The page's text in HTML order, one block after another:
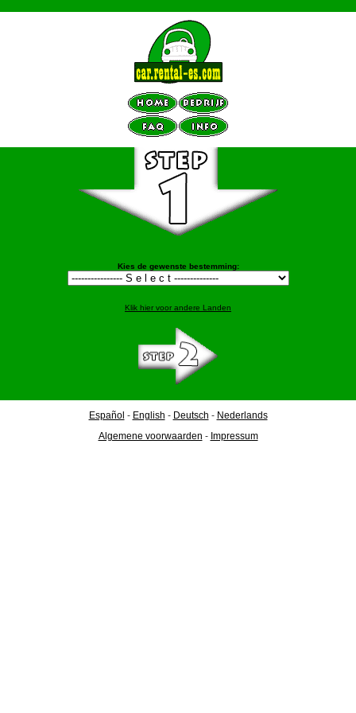
Kies de gewenste bestemming:
Klik hier voor andere Landen
Español - English - Deutsch - Nederlands
Algemene voorwaarden - Impressum